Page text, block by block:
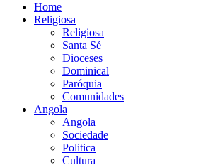
Home
Religiosa
Religiosa
Santa Sé
Dioceses
Dominical
Paróquia
Comunidades
Angola
Angola
Sociedade
Politica
Cultura